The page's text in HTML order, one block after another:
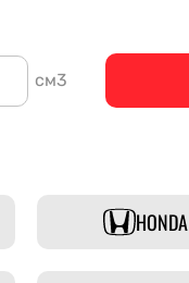
см3
HONDA